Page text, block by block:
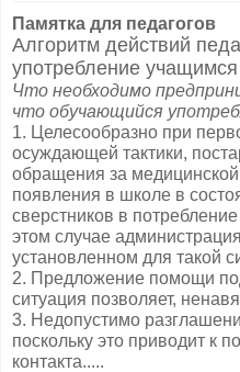
Памятка для педагогов
Алгоритм действий
употребление
Что необходимо
что обучающийся
1. Целесообразно при
осуждающей тактики,
обращения за
появления в школе в
сверстников в
этом случае
установленном для такой
2. Предложение помощи
ситуация позволяет,
3. Недопустимо
поскольку это приводит к
контакта.....